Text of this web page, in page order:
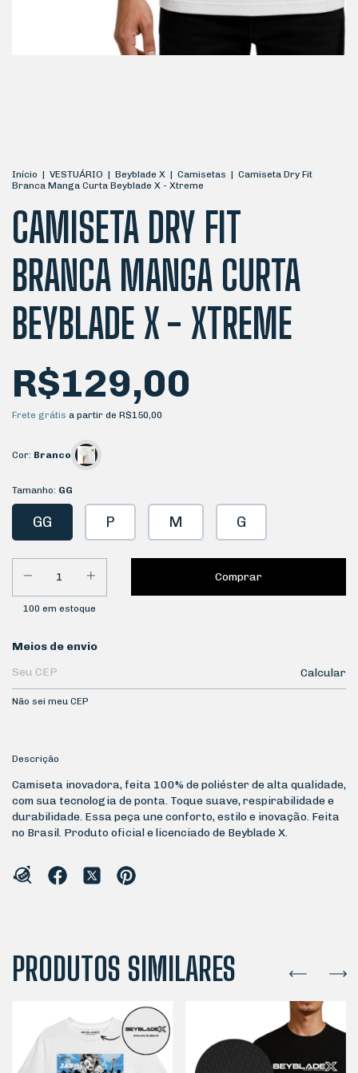
Início | VESTUÁRIO | Beyblade X | Camisetas | Camiseta Dry Fit
Branca Manga Curta Beyblade X - Xtreme
CAMISETA DRY FIT
BRANCA MANGA CURTA
BEYBLADE X - XTREME
R$129,00
Frete grátis a partir de R$150,00
Cor: Branco
Tamanho: GG
GG P M G
100 em estoque
Entregas para o CEP:
Meios de envio
Calcular
Não sei meu CEP
Descrição
Camiseta inovadora, feita 100% de poliéster de alta qualidade,
com sua tecnologia de ponta. Toque suave, respirabilidade e
durabilidade. Essa peça une conforto, estilo e inovação. Feita
no Brasil. Produto oficial e licenciado de Beyblade X.
PRODUTOS SIMILARES